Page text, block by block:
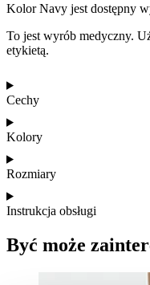
Kolor Navy jest dostępny
To jest wyrób medyczny.
etykietą.
Cechy
Kolory
Rozmiary
Instrukcja obsługi
Być może